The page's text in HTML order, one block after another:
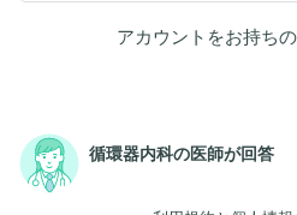
アカウントをお持ち
循環器内科の医師が回答